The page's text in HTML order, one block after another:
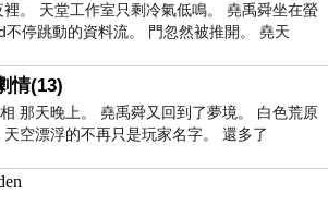
。 天堂工作室只剩冷氣低鳴。 堯禹舜坐在螢
停跳動的資料流。 門忽然被推開。 堯天
情(13)
那天晚上。 堯禹舜又回到了夢境。 白色荒原
空漂浮的不再只是玩家名字。 還多了